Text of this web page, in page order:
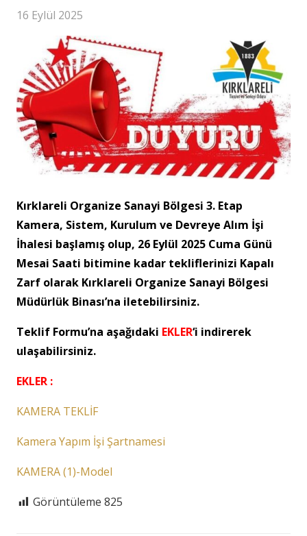
16 Eylül 2025
Kırklareli Organize Sanayi Bölgesi 3. Etap
Kamera, Sistem, Kurulum ve Devreye Alım İşi
İhalesi başlamış olup, 26 Eylül 2025 Cuma Günü
Mesai Saati bitimine kadar tekliflerinizi Kapalı
Zarf olarak Kırklareli Organize Sanayi Bölgesi
Müdürlük Binası’na iletebilirsiniz.
Teklif Formu’na aşağıdaki EKLER‘i indirerek
ulaşabilirsiniz.
EKLER :
KAMERA TEKLİF
Kamera Yapım İşi Şartnamesi
KAMERA (1)-Model
Görüntüleme 825